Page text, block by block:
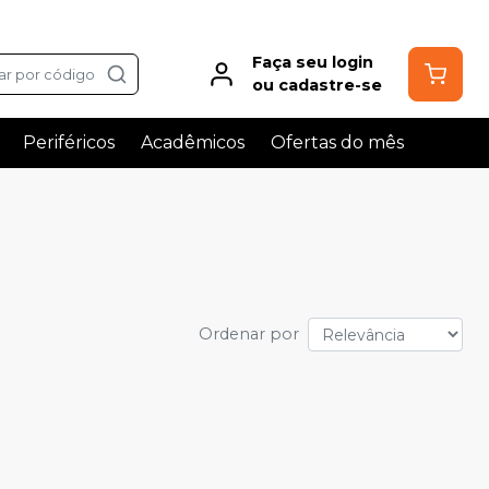
por código
Faça seu login
ou cadastre-se
Periféricos Acadêmicos Ofertas do mês
Ordenar por